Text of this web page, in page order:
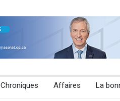
Chroniques Affaires La